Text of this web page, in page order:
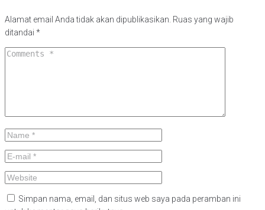
Alamat email Anda tidak akan dipublikasikan. Ruas yang wajib
ditandai *
Simpan nama, email, dan situs web saya pada peramban ini